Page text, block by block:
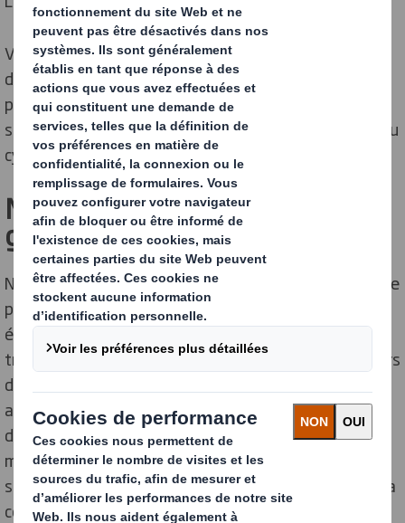
Vos produits circulent dans une chaîne
d'approvisionnement et dans des environnements de
plus en plus complexe. De l'usine au magasin, nos
solutions vous donnent un avantage à chaque étape du
cycle d'approvisionnement.
Nous voyons les choses en
grand
Notre approche innovante, collaborative et stratégique
prend en compte tous les aspects de vos besoins
économiques, sociaux et environnementaux. Nous
travaillons avec de nombreuses entreprises de secteurs
différents et nous avons une connaissance
approfondie des exigences de la grande distribution,
des processus et de ce qui fonctionne le mieux en
magasin. Vous pouvez être sûr que nos conceptions
sont optimisées pour améliorer les ventes, respecter la
conformité et générer un retour sur investissement.